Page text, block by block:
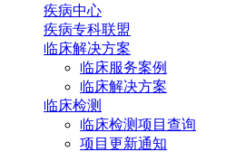
疾病中心
疾病专科联盟
临床解决方案
临床服务案例
临床解决方案
临床检测
临床检测项目查询
项目更新通知